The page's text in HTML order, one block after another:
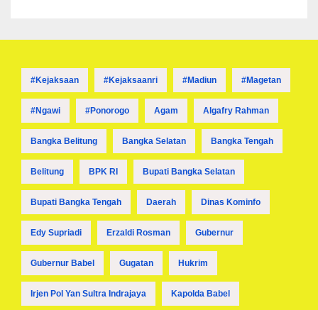
#kejaksaan #kejaksaanri #madiun #magetan
#ngawi #ponorogo Agam Algafry Rahman
Bangka Belitung Bangka Selatan Bangka Tengah
Belitung BPK RI Bupati Bangka Selatan
Bupati Bangka Tengah Daerah Dinas Kominfo
Edy Supriadi Erzaldi Rosman Gubernur
Gubernur Babel Gugatan Hukrim
Irjen Pol Yan Sultra Indrajaya Kapolda Babel